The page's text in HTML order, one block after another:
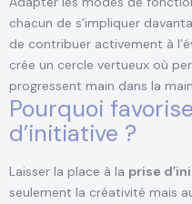
chacun de s’impliquer
de contribuer activement à
crée un cercle vertueux où
progressent main dans la main.
Pourquoi
d’initiative ?
Laisser la place à la prise
seulement la créativité mais